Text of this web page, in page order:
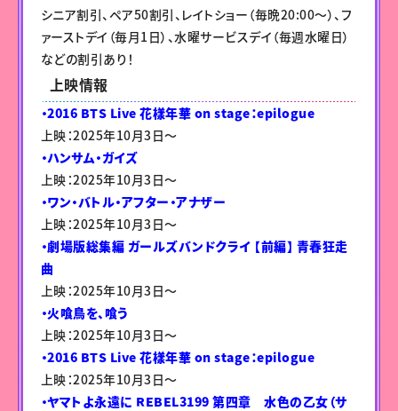
シニア割引、ペア50割引、レイトショー（毎晩20:00～）、フ
ァーストデイ（毎月1日）、水曜サービスデイ（毎週水曜日）
などの割引あり！
上映情報
・2016 BTS Live 花樣年華 on stage：epilogue
上映：2025年10月3日〜
・ハンサム・ガイズ
上映：2025年10月3日〜
・ワン・バトル・アフター・アナザー
上映：2025年10月3日〜
・劇場版総集編 ガールズバンドクライ 【前編】 青春狂走
曲
上映：2025年10月3日〜
・火喰鳥を、喰う
上映：2025年10月3日〜
・2016 BTS Live 花樣年華 on stage：epilogue
上映：2025年10月3日〜
・ヤマトよ永遠に REBEL3199 第四章 水色の乙女（サ